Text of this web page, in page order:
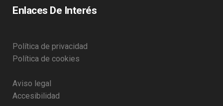
Enlaces De Interés
Política de privacidad
Política de cookies
Aviso legal
Accesibilidad